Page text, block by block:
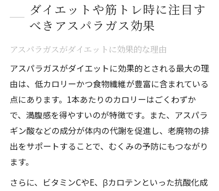
ダイエットや筋トレ時に注目す
べきアスパラガス効果
アスパラガスがダイエットに効果的な理由
アスパラガスがダイエットに効果的とされる最大の理
由は、低カロリーかつ食物繊維が豊富に含まれている
点にあります。1本あたりのカロリーはごくわずか
で、満腹感を得やすいのが特徴です。また、アスパラ
ギン酸などの成分が体内の代謝を促進し、老廃物の排
出をサポートすることで、むくみの予防にもつながり
ます。
さらに、ビタミンCやE、βカロテンといった抗酸化成